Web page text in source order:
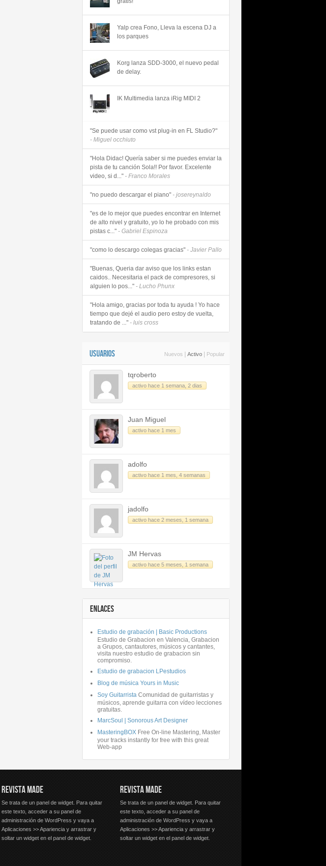
Yalp crea Fono, Lleva la escena DJ a
los parques
Korg lanza SDD-3000, el nuevo pedal
de delay.
IK Multimedia lanza iRig MIDI 2
"Se puede usar como vst plug-in en FL Studio?"
- Miguel occhiuto
"Hola Didac! Quería saber si me puedes enviar la
pista de tu canción Sola!! Por favor. Excelente
video, si d..." - Franco Morales
"no puedo descargar el piano" - josereynaldo
"es de lo mejor que puedes encontrar en Internet
de alto nivel y gratuito, yo lo he probado con mis
pistas c..." - Gabriel Espinoza
"como lo descargo colegas gracias" - Javier Pallo
"Buenas, Queria dar aviso que los links estan
caidos.. Necesitaria el pack de compresores, si
alguien lo pos..." - Lucho Phunx
"Hola amigo, gracias por toda tu ayuda ! Yo hace
tiempo que dejé el audio pero estoy de vuelta,
tratando de ..." - luis cross
USUARIOS Nuevos Activo Popular
tqroberto
activo hace 1 semana, 2 dias
Juan Miguel
activo hace 1 mes
adolfo
activo hace 1 mes, 4 semanas
jadolfo
activo hace 2 meses, 1 semana
JM Hervas
activo hace 5 meses, 1 semana
ENLACES
Estudio de grabación | Basic Productions
Estudio de Grabacion en Valencia, Grabacion
a Grupos, cantautores, músicos y cantantes,
visita nuestro estudio de grabacion sin
compromiso.
Estudio de grabacion LPestudios
Blog de música Yours in Music
Soy Guitarrista Comunidad de guitarristas y
músicos, aprende guitarra con vídeo lecciones
gratuitas.
MarcSoul | Sonorous Art Designer
MasteringBOX Free On-line Mastering, Master
your tracks instantly for free with this great
Web-app
REVISTA MADE
Se trata de un panel de widget. Para quitar
este texto, acceder a su panel de
administración de WordPress y vaya a
Aplicaciones >> Apariencia y arrastrar y
soltar un widget en el panel de widget.
REVISTA MADE
Se trata de un panel de widget. Para quitar
este texto, acceder a su panel de
administración de WordPress y vaya a
Aplicaciones >> Apariencia y arrastrar y
soltar un widget en el panel de widget.